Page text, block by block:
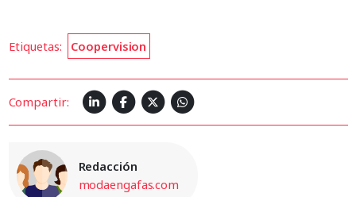
Etiquetas: Coopervision
Compartir:
Redacción
modaengafas.com